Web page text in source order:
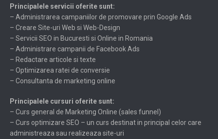
Principalele servicii oferite sunt:
– Administrarea campaniilor de promovare prin Google Ads
– Creare Site-uri Web si Web-Design
– Servicii SEO in Bucuresti si Online in Romania
– Administrare campanii de Facebook Ads
– Redactare articole si texte
– Optimizarea ratei de conversie
– Consultanta de marketing online
Principalele cursuri oferite sunt:
– Curs general de Marketing Online (sales funnel)
– Curs optimizare SEO – un curs destinat in principal celor care
administreaza sau realizeaza site-uri